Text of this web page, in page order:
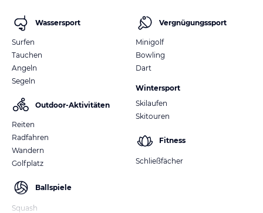
Wassersport
Surfen
Tauchen
Angeln
Segeln
Outdoor-Aktivitäten
Reiten
Radfahren
Wandern
Golfplatz
Ballspiele
Squash
Vergnügungssport
Minigolf
Bowling
Dart
Wintersport
Skilaufen
Skitouren
Fitness
Schließfächer